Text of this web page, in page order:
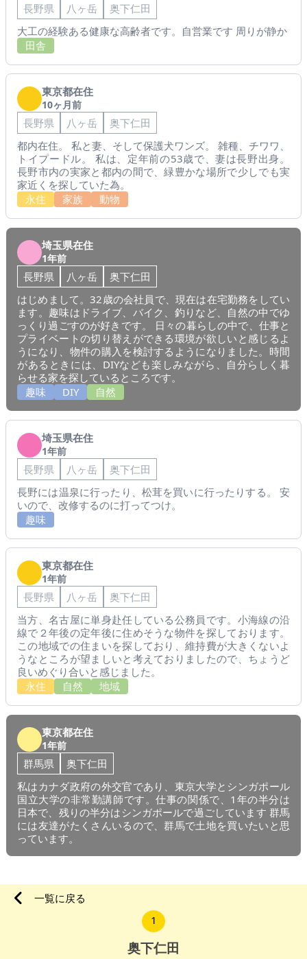
長野県 八ヶ岳
奥下仁田
大工の経験ある健康な高齢者です。自営業です 周りが静か
田舎
東京都在住
10ヶ月前
長野県 八ヶ岳
奥下仁田
都内在住。 私と妻、そして保護犬ワンズ。 雑種、チワワ、
トイプードル。 私は、定年前の53歳で、妻は長野出身。
長野市内の実家と都内の間で、緑豊かな場所で少しでも実
家近くを探していた為。
永住
家族 動物
埼玉県在住
1年前
長野県 八ヶ岳
奥下仁田
はじめまして。32歳の会社員で、現在は在宅勤務をしてい
ます。趣味はドライブ、バイク、釣りなど、自然の中でゆ
っくり過ごすのが好きです。 日々の暮らしの中で、仕事と
プライベートの切り替えができる環境が欲しいと感じるよ
うになり、物件の購入を検討するようになりました。時間
があるときには、DIYなども楽しみながら、自分らしく暮
らせる家を探しているところです。
趣味
DIY 自然
埼玉県在住
1年前
長野県 八ヶ岳
奥下仁田
長野には温泉に行ったり、松茸を買いに行ったりする。 安
いので、改修するのに打ってつけ。
趣味
東京都在住
1年前
長野県 八ヶ岳
奥下仁田
当方、名古屋に単身赴任している公務員です。小海線の沿
線で２年後の定年後に住めそうな物件を探しております。
この地域での住まいを探しており、維持費が大きくないよ
うなところが望ましいと考えておりましたので、ちょうど
良いめぐり合いと感じました。
永住
自然 地域
東京都在住
1年前
群馬県
奥下仁田
私はカナダ政府の外交官であり、東京大学とシンガポール
国立大学の非常勤講師です。仕事の関係で、1年の半分は
日本で、残りの半分はシンガポールで過ごしています 群馬
には友達がたくさんいるので、群馬で土地を買いたいと思
っています。
一覧に戻る
1
奥下仁田